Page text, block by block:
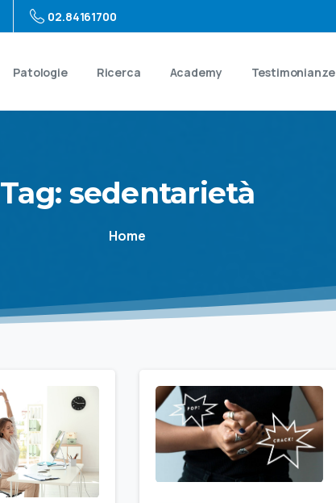
02.84161700
Patologie Ricerca Academy Testimonianze
Tag: sedentarietà
Home